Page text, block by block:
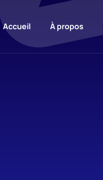
Accueil À propos